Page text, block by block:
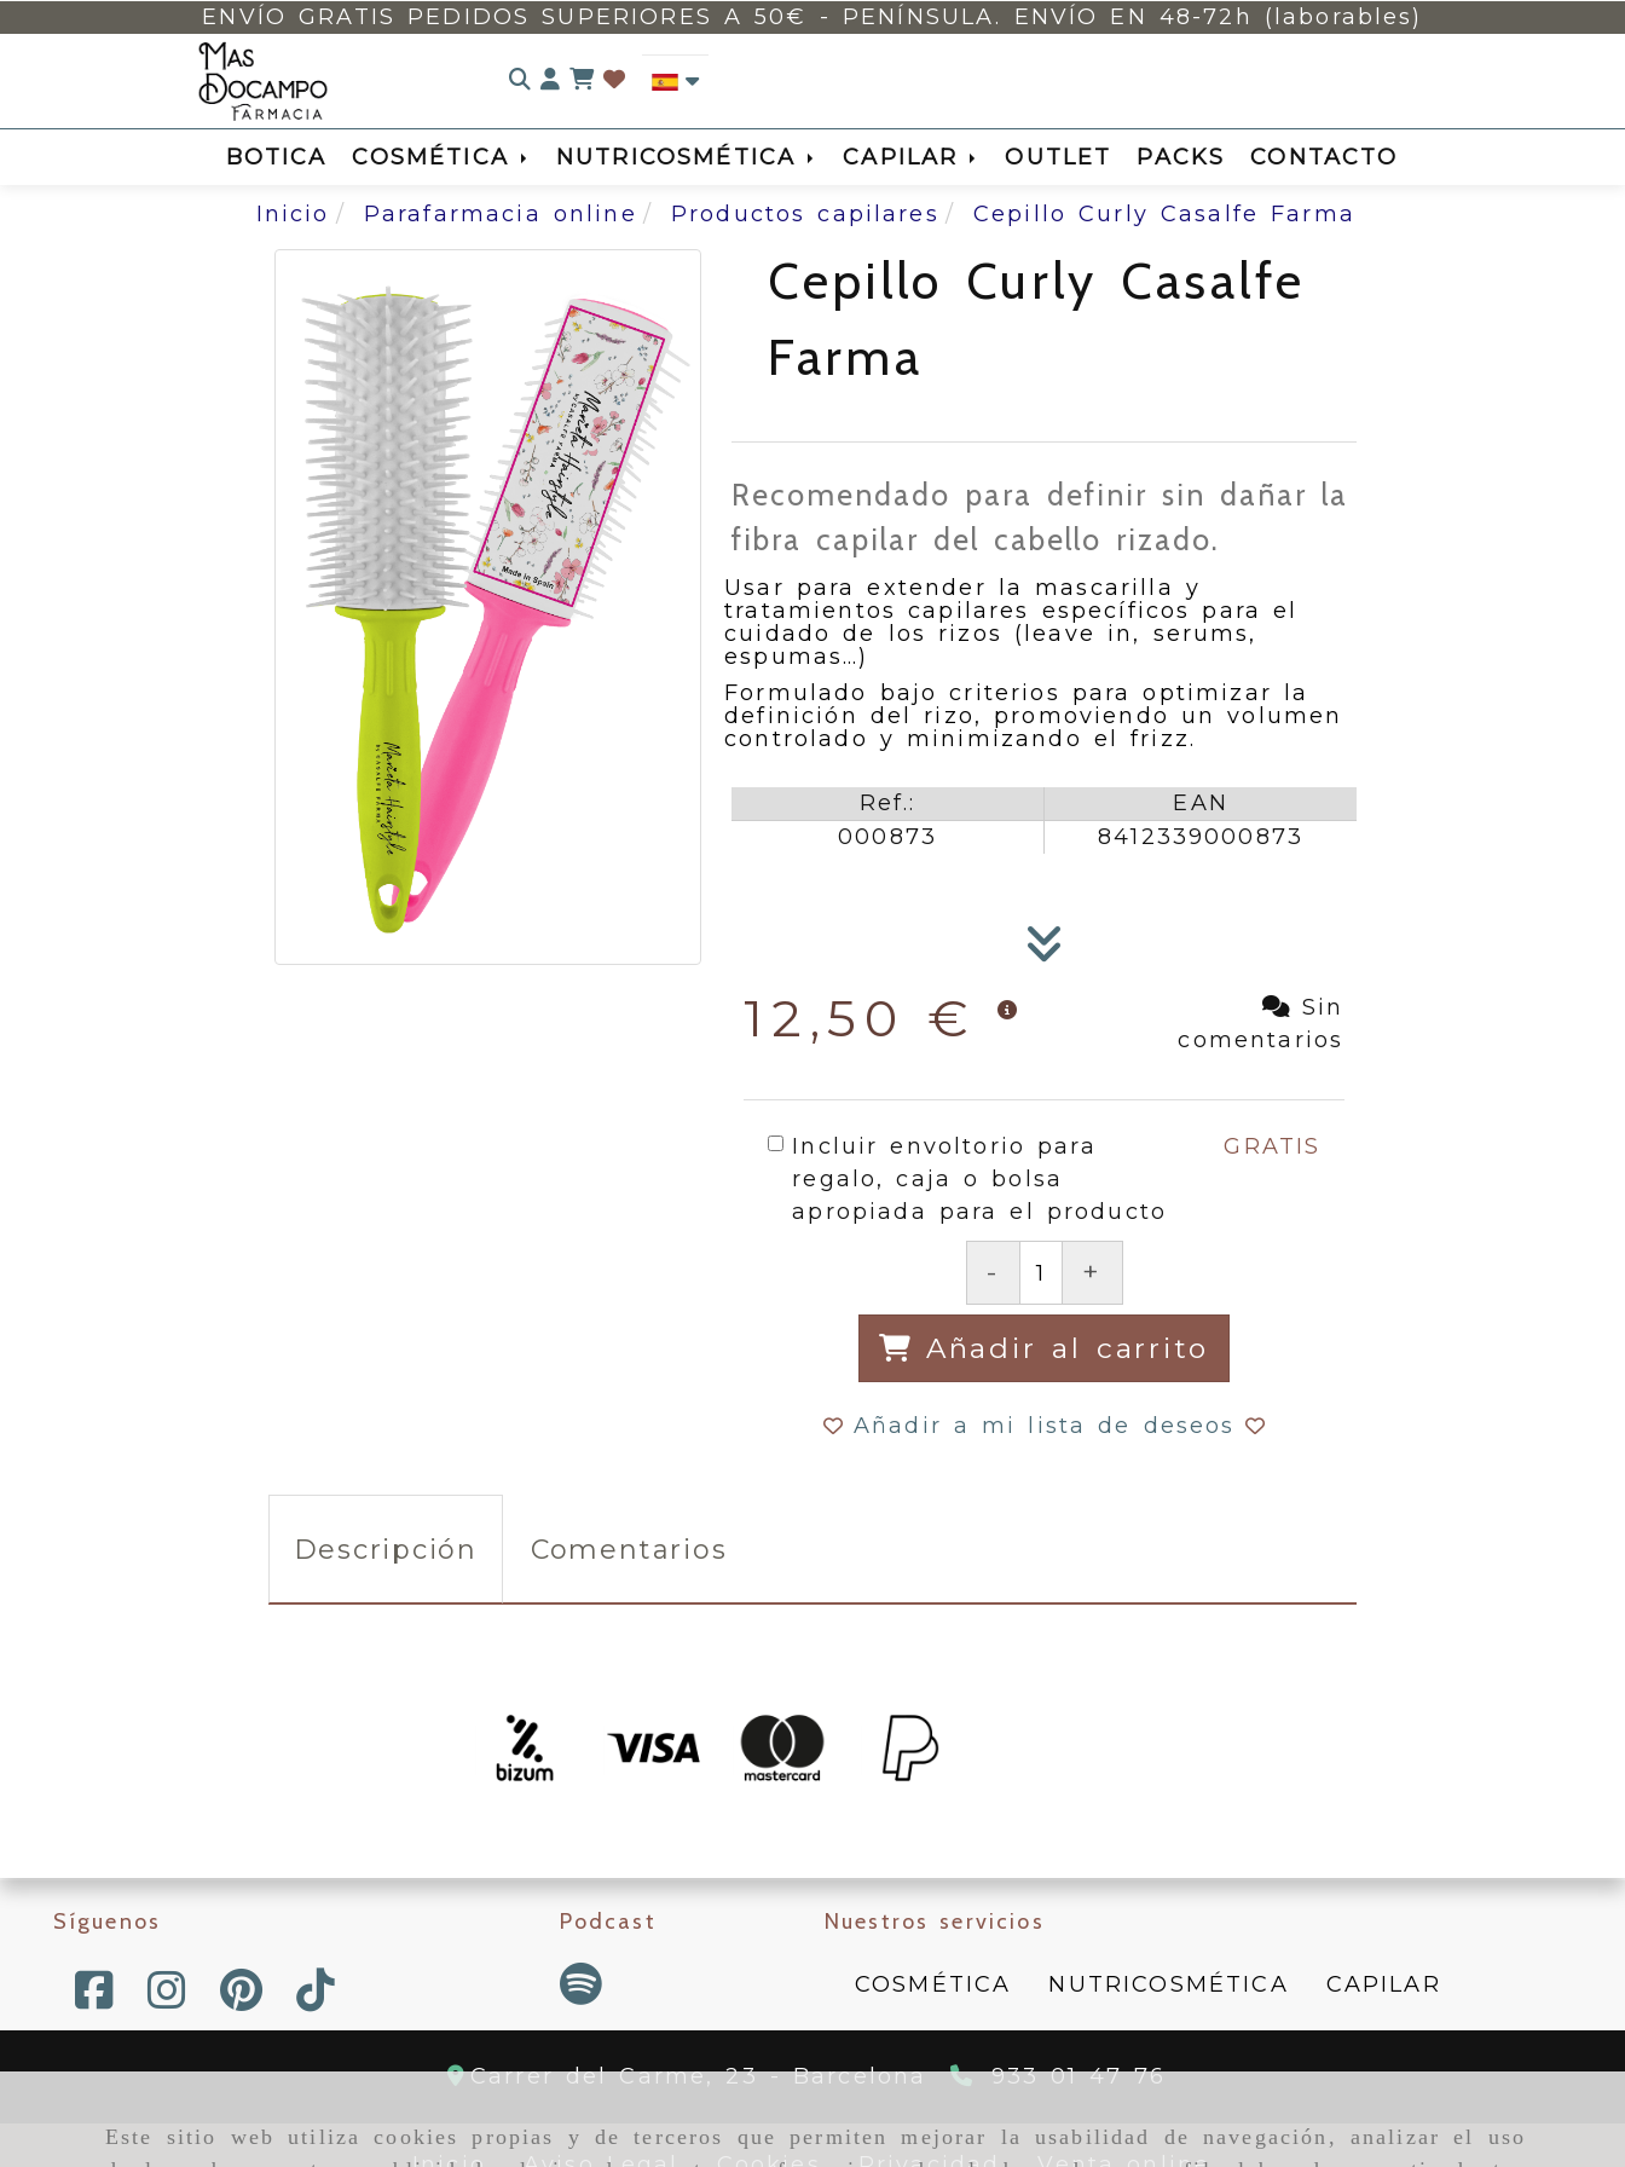
Este sitio web utiliza cookies propias y de terceros que permiten mejorar la usabilidad de navegación, analizar el uso
ENVÍO GRATIS PEDIDOS SUPERIORES A 50€ - PENÍNSULA. ENVÍO EN 48-72h (laborables)
Identifícate
BOTICA COSMÉTICA NUTRICOSMÉTICA CAPILAR OUTLET PACKS CONTACTO
Inicio Parafarmacia online Productos capilares Cepillo Curly Casalfe Farma
Cepillo Curly Casalfe
Farma
Recomendado para definir sin dañar la
fibra capilar del cabello rizado.
Usar para extender la mascarilla y
tratamientos capilares específicos para el
cuidado de los rizos (leave in, serums,
espumas…)
Formulado bajo criterios para optimizar la
definición del rizo, promoviendo un volumen
controlado y minimizando el frizz.
Ref.:
000873
EAN
8412339000873
12,50 €
Sin
comentarios
Incluir envoltorio para
regalo, caja o bolsa
apropiada para el producto
GRATIS
- +
Añadir al carrito
Añadir a mi lista de deseos
Descripción Comentarios
Síguenos Podcast Nuestros servicios
COSMÉTICA NUTRICOSMÉTICA CAPILAR
Carrer del Carme, 23 -Barcelona 933 01 47 76